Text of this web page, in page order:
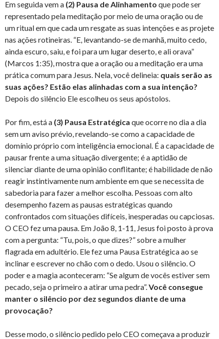
Em seguida vem a (2) Pausa de Alinhamento que pode ser
representado pela meditação por meio de uma oração ou de
um ritual em que cada um resgate as suas intenções e as projete
nas ações rotineiras. “E, levantando-se de manhã, muito cedo,
ainda escuro, saiu, e foi para um lugar deserto, e ali orava”
(Marcos 1:35), mostra que a oração ou a meditação era uma
prática comum para Jesus. Nela, você delineia: quais serão as
suas ações? Estão elas alinhadas com a sua intenção?
Depois do silêncio Ele escolheu os seus apóstolos.
Por fim, está a (3) Pausa Estratégica que ocorre no dia a dia
sem um aviso prévio, revelando-se como a capacidade de
domínio próprio com inteligência emocional. É a capacidade de
pausar frente a uma situação divergente; é a aptidão de
silenciar diante de uma opinião conflitante; é habilidade de não
reagir instintivamente num ambiente em que se necessita de
sabedoria para fazer a melhor escolha. Pessoas com alto
desempenho fazem as pausas estratégicas quando
confrontados com situações difíceis, inesperadas ou capciosas.
O CEO fez uma pausa. Em João 8, 1-11, Jesus foi posto à prova
com a pergunta: “Tu, pois, o que dizes?” sobre a mulher
flagrada em adultério. Ele fez uma Pausa Estratégica ao se
inclinar e escrever no chão com o dedo. Usou o silêncio. O
poder e a magia aconteceram: “Se algum de vocês estiver sem
pecado, seja o primeiro a atirar uma pedra”.Você consegue
manter o silêncio por dez segundos diante de uma
provocação?
Desse modo, o silêncio pedido pelo CEO começava a produzir